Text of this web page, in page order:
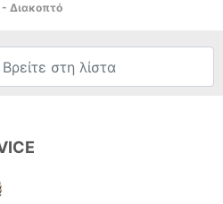
Διακοπτό